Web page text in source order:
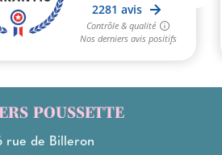
POUSSETTE
rue de Billeron